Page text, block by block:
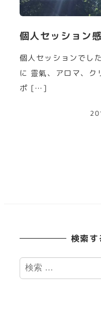
個人セッション
個人セッションでし
に 靈氣、アロマ、ク
ポ […]
ペ
ー
検索す
検
索